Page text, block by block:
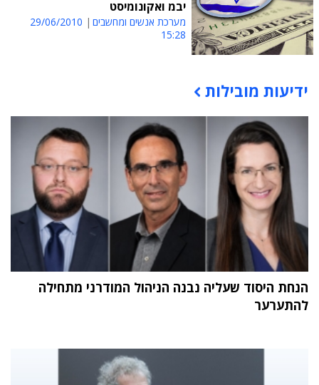
יבמ ואקונומיסט
מערכת אנשים ומחשבים
29/06/2010
15:28
תוכן פרסומי
ידיעות מובילות
הנחת היסוד שעליה נבנה הניהול המודרני מתחילה
להתערער